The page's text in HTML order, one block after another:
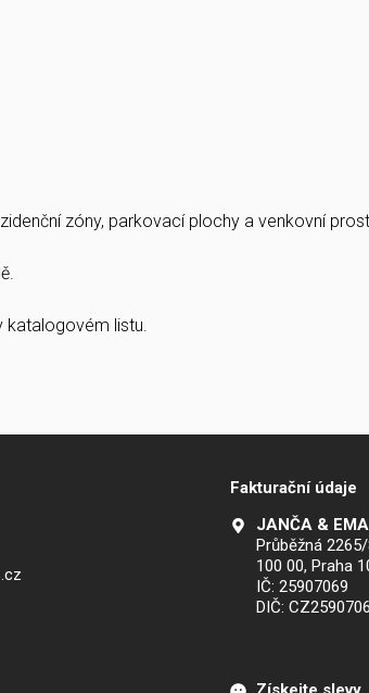
zóny, parkovací plochy a venkovní
katalogovém listu.
Fakturační údaje
JANČA &
Průběžná
100 00, Praha
IČ: 25907069
DIČ: